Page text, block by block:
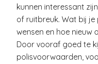
kunnen interessant
of ruitbreuk. Wat bij
wensen en hoe nieuw
Door vooraf goed te
polisvoorwaarden,